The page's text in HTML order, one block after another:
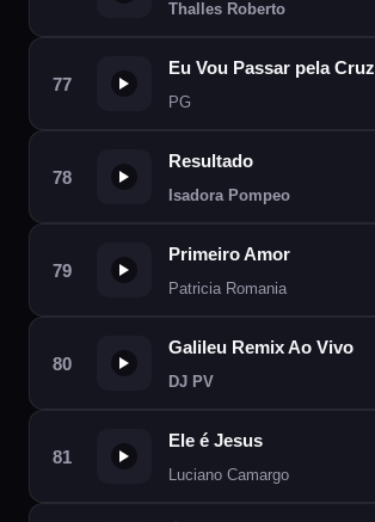
Thalles Roberto
Eu Vou Passar pela Cruz
PG
Resultado
Isadora Pompeo
Primeiro Amor
Patricia Romania
Galileu Remix Ao Vivo
DJ PV
Ele é Jesus
Luciano Camargo